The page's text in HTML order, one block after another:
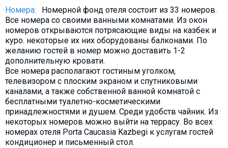
Номера:
Номерной фонд отеля состоит из 33 номеров.
Все номера со своими ванными комнатами. Из окон
номеров открываются потрясающие виды на казбек и
куро. некоторые их них оборудованы балконами. По
желанию гостей в номер можно доставить 1-2
дополнительную кровати.
Все номера располагают гостиным уголком,
телевизором с плоским экраном и спутниковыми
каналами, а также собственной ванной комнатой с
бесплатными туалетно-косметическими
принадлежностями и душем. Среди удобств чайник. Из
некоторых номеров можно выйти на террасу. Во всех
номерах отеля Porta Caucasia Kazbegi к услугам гостей
кондиционер и письменный стол.
ГРУЗИЯ
О Грузии
Визы и Документы
Что пить?
Деньги
Мобильная связь
Галерея
Отчеты
Безопасность